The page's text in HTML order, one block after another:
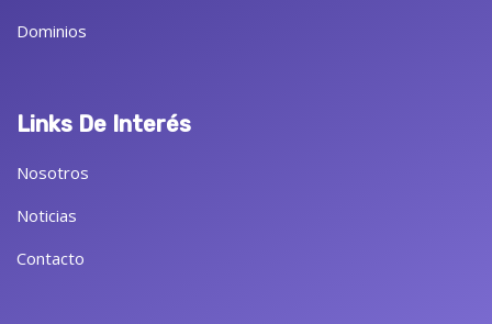
Dominios
Links De Interés
Nosotros
Noticias
Contacto